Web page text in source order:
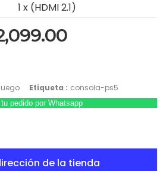
1 x (HDMI 2.1)
Etiqueta : consola-ps5
tu pedido por Whatsapp
de la tienda